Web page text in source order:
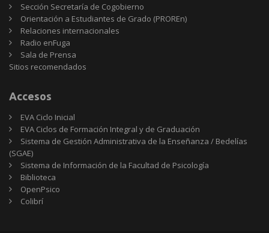
Sección Secretaría de Cogobierno
Orientación a Estudiantes de Grado (PROREn)
Relaciones internacionales
Radio enFuga
Sala de Prensa
Sitios
Sitios recomendados
Accesos
EVA Ciclo Inicial
EVA Ciclos de Formación Integral y de Graduación
Sistema de Gestión Administrativa de la Enseñanza / Bedelías
(SGAE)
Sistema de Información de la Facultad de Psicología
Biblioteca
OpenPsico
Colibrí